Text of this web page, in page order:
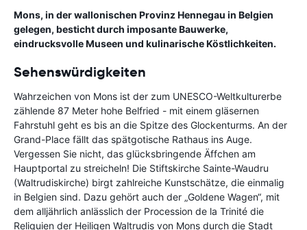
Mons, in der wallonischen Provinz Hennegau in Belgien
gelegen, besticht durch imposante Bauwerke,
eindrucksvolle Museen und kulinarische Köstlichkeiten.
Sehenswürdigkeiten
Wahrzeichen von Mons ist der zum UNESCO-Weltkulturerbe
zählende 87 Meter hohe Belfried - mit einem gläsernen
Fahrstuhl geht es bis an die Spitze des Glockenturms. An der
Grand-Place fällt das spätgotische Rathaus ins Auge.
Vergessen Sie nicht, das glücksbringende Äffchen am
Hauptportal zu streicheln! Die Stiftskirche Sainte-Waudru
(Waltrudiskirche) birgt zahlreiche Kunstschätze, die einmalig
in Belgien sind. Dazu gehört auch der „Goldene Wagen“, mit
dem alljährlich anlässlich der Procession de la Trinité die
Reliquien der Heiligen Waltrudis von Mons durch die Stadt